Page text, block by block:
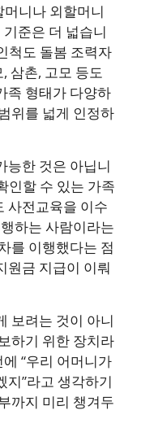
니나 외할머니
준은 더 넓습니
척도 돌봄 조력자
삼촌, 고모 등도
족 형태가 다양하
위를 넓게 인정하
능한 것은 아닙니
인할 수 있는 가족
사전교육을 이수
하는 사람이라는
를 이행했다는 점
원금 지급이 이뤄
보려는 것이 아니
하기 위한 장치라
“우리 어머니가
지”라고 생각하기
까지 미리 챙겨두